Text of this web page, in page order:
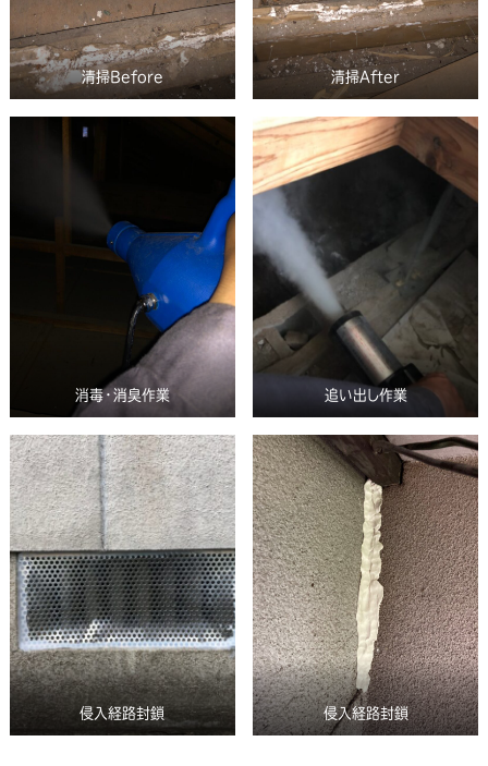
清掃Before 清掃After
消毒・消臭作業 追い出し作業
侵入経路封鎖 侵入経路封鎖